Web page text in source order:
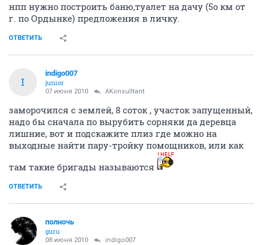
нпп нужно построить баню,туалет на дачу (5о км от
г. по Ордынке) предложения в личку.
ОТВЕТИТЬ
I
indigo007
junior
07 июня 2010 AKonsulltant
заморочился с землей, 8 соток , участок запущенный,
надо бы сначала по вырубить сорняки да деревца
лишние, вот и подскажите плиз где можно на
выходные найти пару-тройку помощников, или как
там такие бригады называются
ОТВЕТИТЬ
полночь
guru
08 июня 2010 indigo007